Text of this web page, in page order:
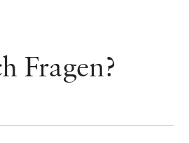
Fragen?